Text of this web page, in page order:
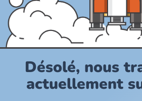
Désolé, nous
actuellement